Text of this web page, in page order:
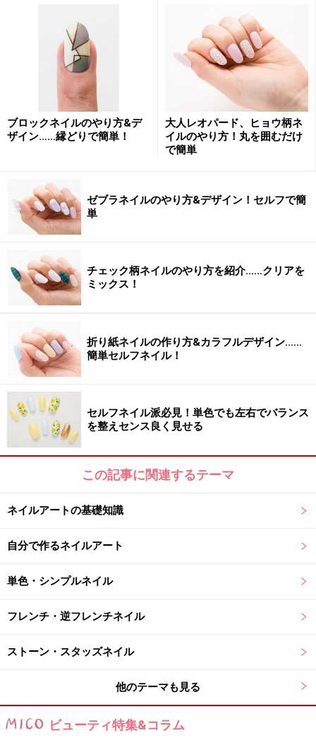
ハートが揃わなくても味が出るのでOK
2.逆サイドも同様に描いてきます。ハートの割れ目がち
ょうど均等になる形を目指しますが、少しいびつになっ
てしまってもOKです。最後にハートの形をハケの丸みを
利用しながら調整したらハートフレンチの出来上がり！
3.バランスを見ながら「Love」と「ハート」のパーツを
ピンセットでそっとのせます。ゴールドのパーツを加え
上からトップッコートを重ねる
4.最後にツヤ感とデザインをキープするトップコートを
塗って完成です。このひと手間でネイルアートが長持ち
5.特大のハートが存在感抜群のセルフネイルが完成！ グ
リーンやイエローなどで仕上げると、よりポップに仕上
ブロックネイルのやり方&デ
ザイン……縁どりで簡単！
大人レオパード、ヒョウ柄ネ
イルのやり方！丸を囲むだけ
で簡単
ゼブラネイルのやり方&デザイン！セルフで簡
単
チェック柄ネイルのやり方を紹介……クリアを
ミックス！
折り紙ネイルの作り方&カラフルデザイン……
簡単セルフネイル！
セルフネイル派必見！単色でも左右でバランス
を整えセンス良く見せる
この記事に関連するテーマ
ネイルアートの基礎知識
自分で作るネイルアート
単色・シンプルネイル
フレンチ・逆フレンチネイル
ストーン・スタッズネイル
他のテーマも見る
ビューティ特集&コラム